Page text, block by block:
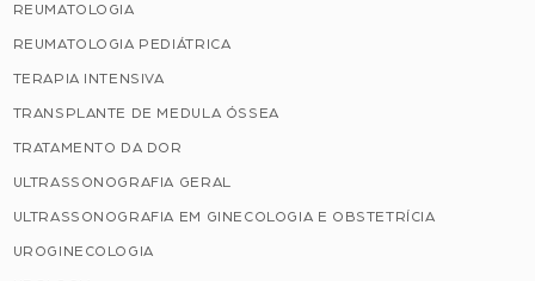
REUMATOLOGIA
REUMATOLOGIA PEDIÁTRICA
TERAPIA INTENSIVA
TRANSPLANTE DE MEDULA ÓSSEA
TRATAMENTO DA DOR
ULTRASSONOGRAFIA GERAL
ULTRASSONOGRAFIA EM GINECOLOGIA E OBSTETRÍCIA
UROGINECOLOGIA